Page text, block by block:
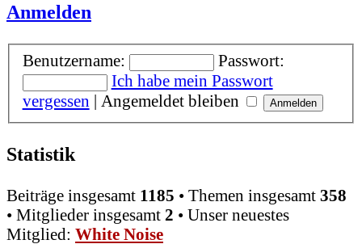
Anmelden
Benutzername:
Passwort:
Ich habe mein Passwort
vergessen | Angemeldet bleiben
Statistik
Beiträge insgesamt 1185 • Themen insgesamt 358
• Mitglieder insgesamt 2 • Unser neuestes
Mitglied: White Noise